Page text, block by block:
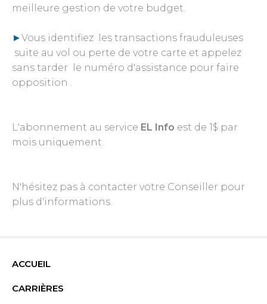
meilleure gestion de votre budget.
►Vous identifiez les transactions frauduleuses
suite au vol ou perte de votre carte et appelez
sans tarder le numéro d'assistance pour faire
opposition .
L'abonnement au service EL Info est de 1$ par
mois uniquement.
N'hésitez pas à contacter votre Conseiller pour
plus d'informations.
ACCUEIL
CARRIÈRES